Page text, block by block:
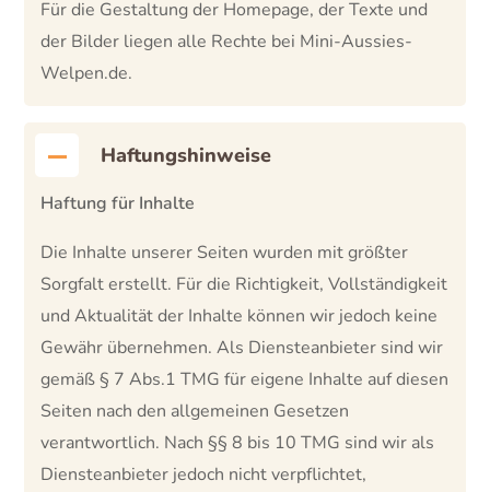
Für die Gestaltung der Homepage, der Texte und
der Bilder liegen alle Rechte bei Mini-Aussies-
Welpen.de.
Haftungshinweise
Haftung für Inhalte
Die Inhalte unserer Seiten wurden mit größter
Sorgfalt erstellt. Für die Richtigkeit, Vollständigkeit
und Aktualität der Inhalte können wir jedoch keine
Gewähr übernehmen. Als Diensteanbieter sind wir
gemäß § 7 Abs.1 TMG für eigene Inhalte auf diesen
Seiten nach den allgemeinen Gesetzen
verantwortlich. Nach §§ 8 bis 10 TMG sind wir als
Diensteanbieter jedoch nicht verpflichtet,